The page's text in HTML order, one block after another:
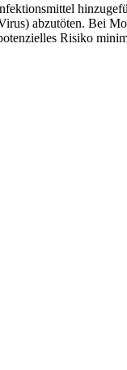
abzutöten. Bei
Risiko